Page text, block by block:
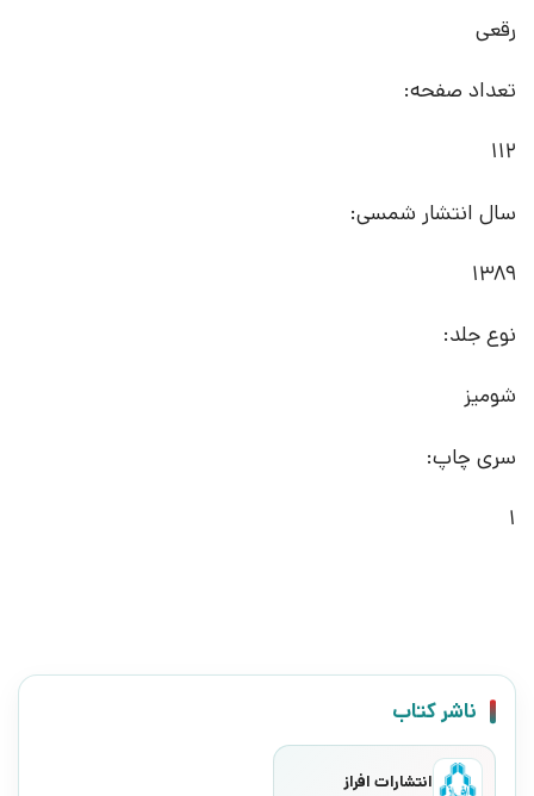
رقعی
تعداد صفحه:
112
سال انتشار شمسی:
1389
نوع جلد:
شومیز
سری چاپ:
1
ناشر کتاب
انتشارات افراز